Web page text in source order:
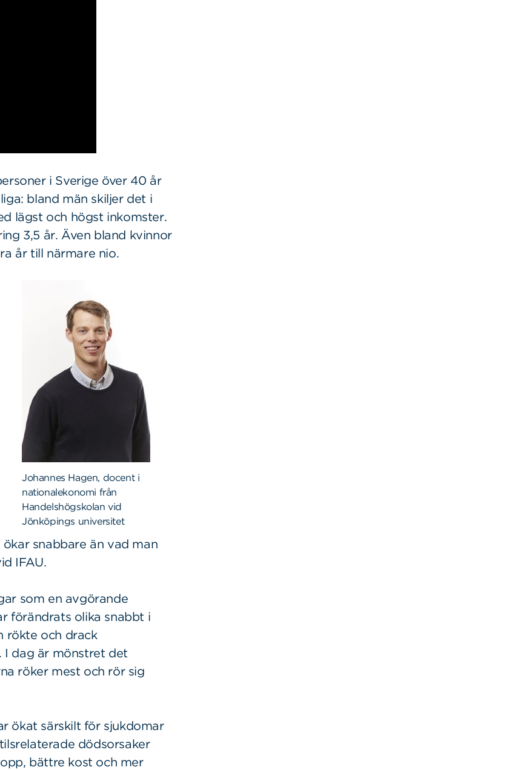
i Sverige över 40 år
bland män skiljer det i
lägst och högst inkomster.
3,5 år. Även bland kvinnor
år till närmare nio.
Johannes Hagen, docent i
nationalekonomi från
Handelshögskolan vid
Jönköpings universitet
snabbare än vad man
IFAU.
som en avgörande
förändrats olika snabbt i
rökte och drack
I dag är mönstret det
röker mest och rör sig
ökat särskilt för sjukdomar
dödsorsaker
bättre kost och mer